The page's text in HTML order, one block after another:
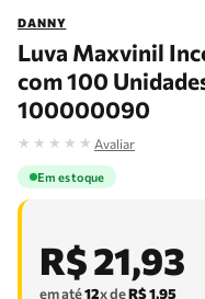
DANNY
Luva Maxvinil
com 100
100000090
★ ★ ★ ★ ★ Avaliar
Em estoque
R$21,93
em até12x deR$1,95